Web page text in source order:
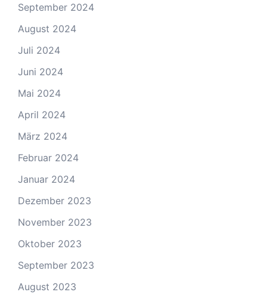
September 2024
August 2024
Juli 2024
Juni 2024
Mai 2024
April 2024
März 2024
Februar 2024
Januar 2024
Dezember 2023
November 2023
Oktober 2023
September 2023
August 2023